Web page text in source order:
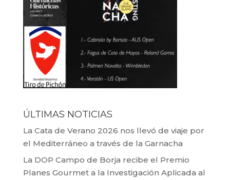
ÚLTIMAS NOTICIAS
La Cata de Verano 2026 nos llevó de viaje por
el Mediterráneo a través de la Garnacha
La DOP Campo de Borja recibe el Premio
Planes Gourmet a la Investigación Aplicada al